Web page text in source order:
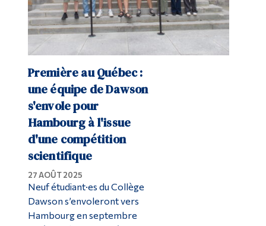
Première au Québec :
une équipe de Dawson
s'envole pour
Hambourg à l'issue
d'une compétition
scientifique
27 AOÛT 2025
Neuf étudiant·es du Collège
Dawson s’envoleront vers
Hambourg en septembre